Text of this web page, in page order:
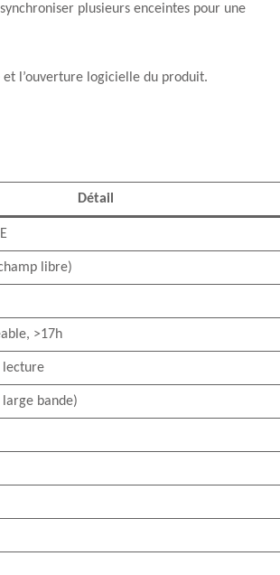
plusieurs enceintes pour une
l’ouverture logicielle du produit.
Détail
libre)
>17h
lecture
bande)